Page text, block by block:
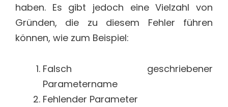
haben. Es gibt jedoch eine Vielzahl von
Gründen, die zu diesem Fehler führen
können, wie zum Beispiel:
Falsch geschriebener
Parametername
Fehlender Parameter